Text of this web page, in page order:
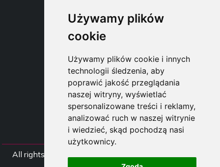
Używamy plików
cookie
Używamy plików cookie i innych
technologii śledzenia, aby
poprawić jakość przeglądania
naszej witryny, wyświetlać
spersonalizowane treści i reklamy,
analizować ruch w naszej witrynie
i wiedzieć, skąd pochodzą nasi
użytkownicy.
SHOP B2B
TAYLOR MADE ORDERS
DROPSHIPPING
USER
SUBSCRIBE
ZALOGUJ
CART
All rights Styliafoe s.r.l. © 2025 - NIP IT15015641002